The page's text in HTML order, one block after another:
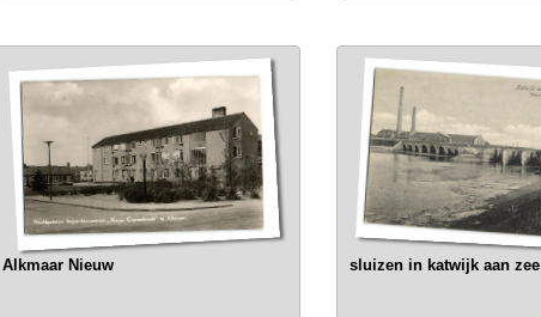
Alkmaar Nieuw sluizen in katwijk aan zee